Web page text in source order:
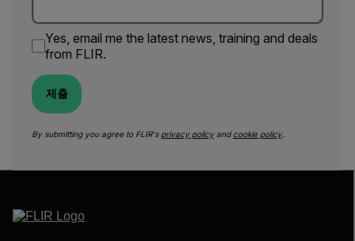
Yes, email me the latest news, training and deals
from FLIR.
제출
By submitting you agree to FLIR's privacy policyand cookie policy.